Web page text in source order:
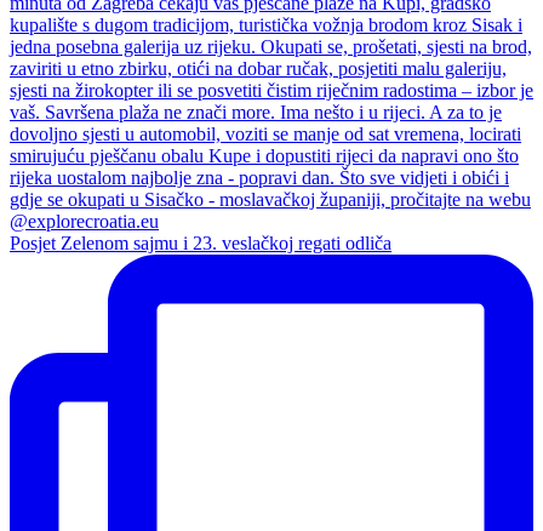
Posjet Zelenom sajmu i 23. veslačkoj regati odliča